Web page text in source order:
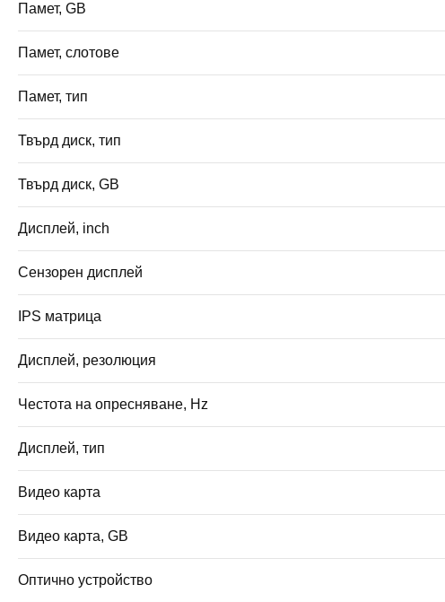
Памет, GB
Памет, слотове
Памет, тип
Твърд диск, тип
Твърд диск, GB
Дисплей, inch
Сензорен дисплей
IPS матрица
Дисплей, резолюция
Честота на опресняване, Hz
Дисплей, тип
Видео карта
Видео карта, GB
Оптично устройство